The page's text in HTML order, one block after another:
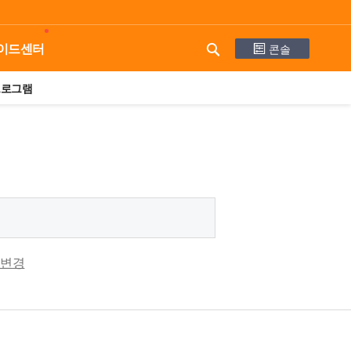
콘솔
드센터
그램
경